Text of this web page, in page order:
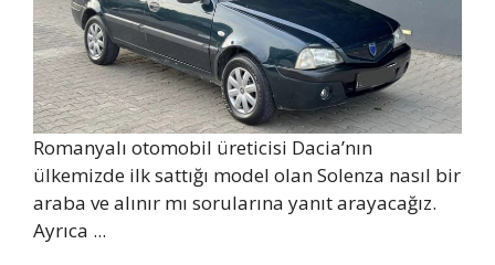
Romanyalı otomobil üreticisi Dacia’nın
ülkemizde ilk sattığı model olan Solenza nasıl bir
araba ve alınır mı sorularına yanıt arayacağız.
Ayrıca ...